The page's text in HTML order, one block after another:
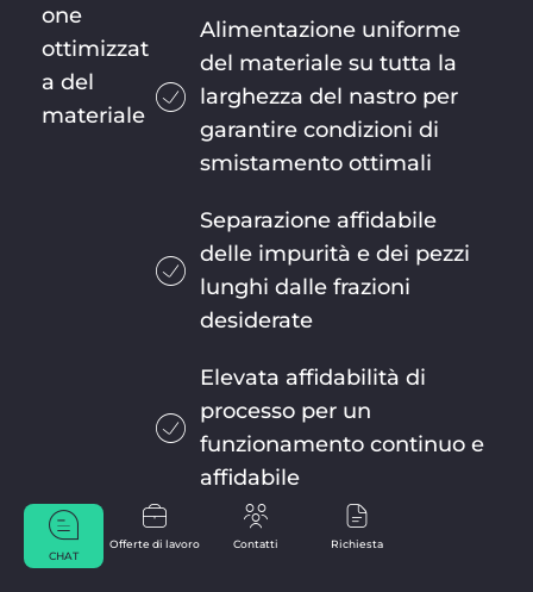
Offerte di lavoro Contatti
Richiesta
CHAT
one
ottimizzat
a del
materiale
Alimentazione uniforme
del materiale su tutta la
larghezza del nastro per
garantire condizioni di
smistamento ottimali
Separazione affidabile
delle impurità e dei pezzi
lunghi dalle frazioni
desiderate
Elevata affidabilità di
processo per un
funzionamento continuo e
affidabile